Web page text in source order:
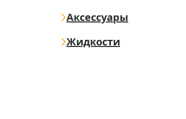
Аксессуары
Жидкости